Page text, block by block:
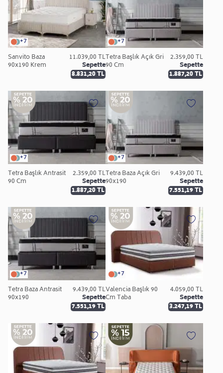
+7
Sanvito Baza
90x190 Krem
11.039,00 TL
Sepette
8.831,20 TL
+7
Tetra Başlık Açık Gri
90 Cm
2.359,00 TL
Sepette
1.887,20 TL
+7
Tetra Başlık Antrasit
90 Cm
2.359,00 TL
Sepette
1.887,20 TL
+7
Tetra Baza Açık Gri
90x190
9.439,00 TL
Sepette
7.551,19 TL
+7
Tetra Baza Antrasit
90x190
9.439,00 TL
Sepette
7.551,19 TL
+7
Valencia Başlık 90
Cm Taba
4.059,00 TL
Sepette
3.247,19 TL